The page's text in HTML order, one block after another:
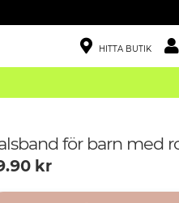
HITTA BUTIK
för barn med
kr